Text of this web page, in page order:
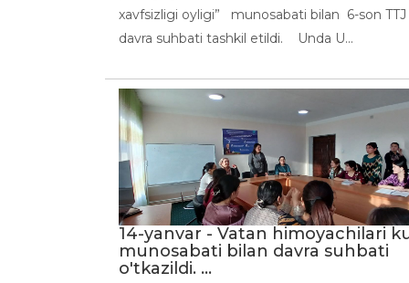
xavfsizligi oyligi” munosabati bilan 6-son
davra suhbati tashkil etildi. Unda U...
14-yanvar - Vatan himoyachilari
munosabati bilan davra suhbati
o'tkazildi. ...